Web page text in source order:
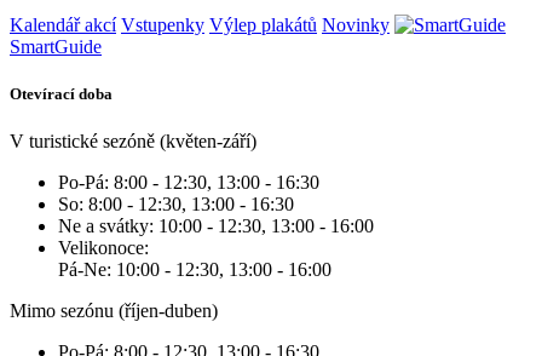
Kalendář akcí Vstupenky Výlep plakátů Novinky
SmartGuide
Otevírací doba
V turistické sezóně (květen-září)
Po-Pá: 8:00 - 12:30, 13:00 - 16:30
So: 8:00 - 12:30, 13:00 - 16:30
Ne a svátky: 10:00 - 12:30, 13:00 - 16:00
Velikonoce:
Pá-Ne: 10:00 - 12:30, 13:00 - 16:00
Mimo sezónu (říjen-duben)